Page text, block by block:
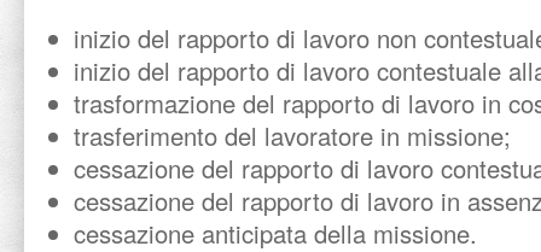
inizio del rapporto di lavoro non
inizio del rapporto di lavoro contestuale
trasformazione del rapporto di lavoro in
trasferimento del lavoratore in missione;
cessazione del rapporto di lavoro
cessazione del rapporto di lavoro in
cessazione anticipata della missione.